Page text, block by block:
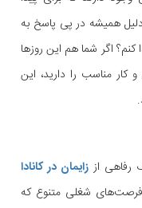
همیشه در پی پاسخ به
اگر شما هم این روزها
کار مناسب را دارید، این
رفاهی از زایمان در کانادا
شغلی متنوع که